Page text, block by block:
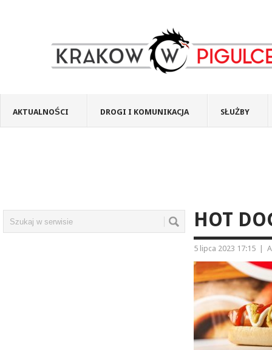
AKTUALNOŚCI DROGI I KOMUNIKACJA SŁUŻBY
HOT
5 lipca 2023 17:15